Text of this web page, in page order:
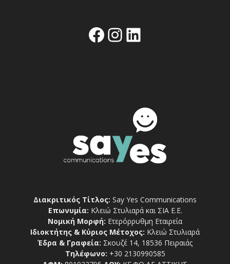
Facebook
Instagram
Linkedin
Διακριτικός Τίτλος: Say Yes Communications
Επωνυμία: Κλειώ Στυλιαρά και ΣΙΑ Ε.Ε.
Νομική Μορφή: Ετερόρρυθμη Εταιρεία
Ιδιοκτήτης & Κύριος Μέτοχος: Κλειώ Στυλιαρά
Έδρα & Γραφεία: Σκουζέ 14, 18536 Πειραιάς
Τηλέφωνο: +30 2130990585